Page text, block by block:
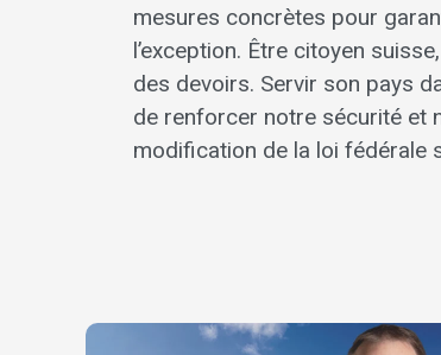
mesures concrètes pour
l’exception. Être citoyen
des devoirs. Servir son pays
de renforcer notre sécurité et
modification de la loi fédérale